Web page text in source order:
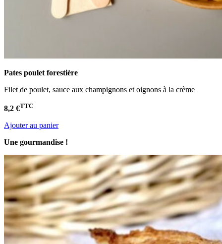
Pates poulet forestière
Filet de poulet, sauce aux champignons et oignons à la crème
8,2 €TTC
Ajouter au panier
Une gourmandise !